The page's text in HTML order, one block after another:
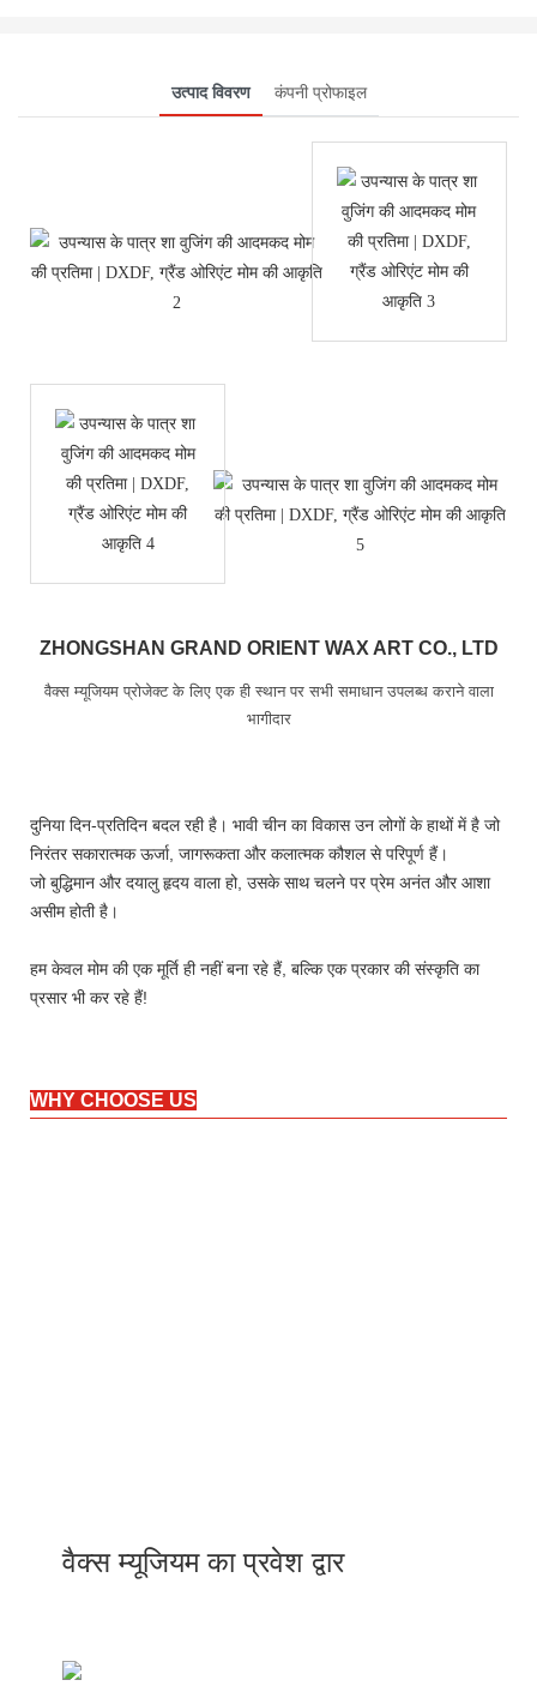
उत्पाद विवरण कंपनी प्रोफाइल
ZHONGSHAN GRAND ORIENT WAX ART CO., LTD
वैक्स म्यूजियम प्रोजेक्ट के लिए एक ही स्थान पर सभी समाधान उपलब्ध कराने वाला
भागीदार
दुनिया दिन-प्रतिदिन बदल रही है। भावी चीन का विकास उन लोगों के हाथों में है जो
निरंतर सकारात्मक ऊर्जा, जागरूकता और कलात्मक कौशल से परिपूर्ण हैं।
जो बुद्धिमान और दयालु हृदय वाला हो, उसके साथ चलने पर प्रेम अनंत और आशा
असीम होती है।
हम केवल मोम की एक मूर्ति ही नहीं बना रहे हैं, बल्कि एक प्रकार की संस्कृति का
प्रसार भी कर रहे हैं!
WHY CHOOSE US
वैक्स म्यूजियम का प्रवेश द्वार